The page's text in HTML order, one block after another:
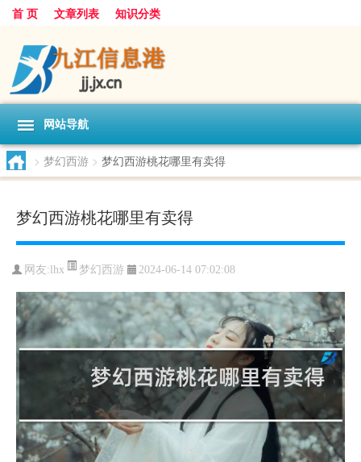
首 页 文章列表 知识分类
网站导航
> 梦幻西游 > 梦幻西游桃花哪里有卖得
梦幻西游桃花哪里有卖得
网友: lhx 梦幻西游 2024-06-14 07:02:08